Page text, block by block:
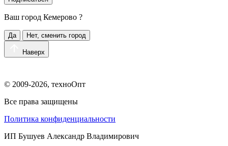
Ваш город Кемерово ?
Да Нет, сменить город
Наверх
© 2009-2026, техноОпт
Все права защищены
Политика конфиденциальности
ИП Бушуев Александр Владимирович